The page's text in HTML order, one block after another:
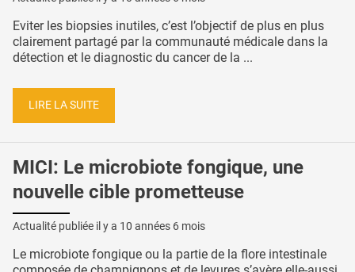
Eviter les biopsies inutiles, c’est l’objectif de plus en plus
clairement partagé par la communauté médicale dans la
détection et le diagnostic du cancer de la ...
LIRE LA SUITE
MICI: Le microbiote fongique, une
nouvelle cible prometteuse
Actualité publiée il y a 10 années 6 mois
Le microbiote fongique ou la partie de la flore intestinale